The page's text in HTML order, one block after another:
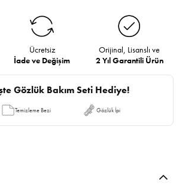
Ücretsiz
İade ve Değişim
Orijinal, Lisanslı ve
2 Yıl Garantili Ürün
Gözlük Bakım Seti Hediye!
Temizleme Bezi Gözlük İpi